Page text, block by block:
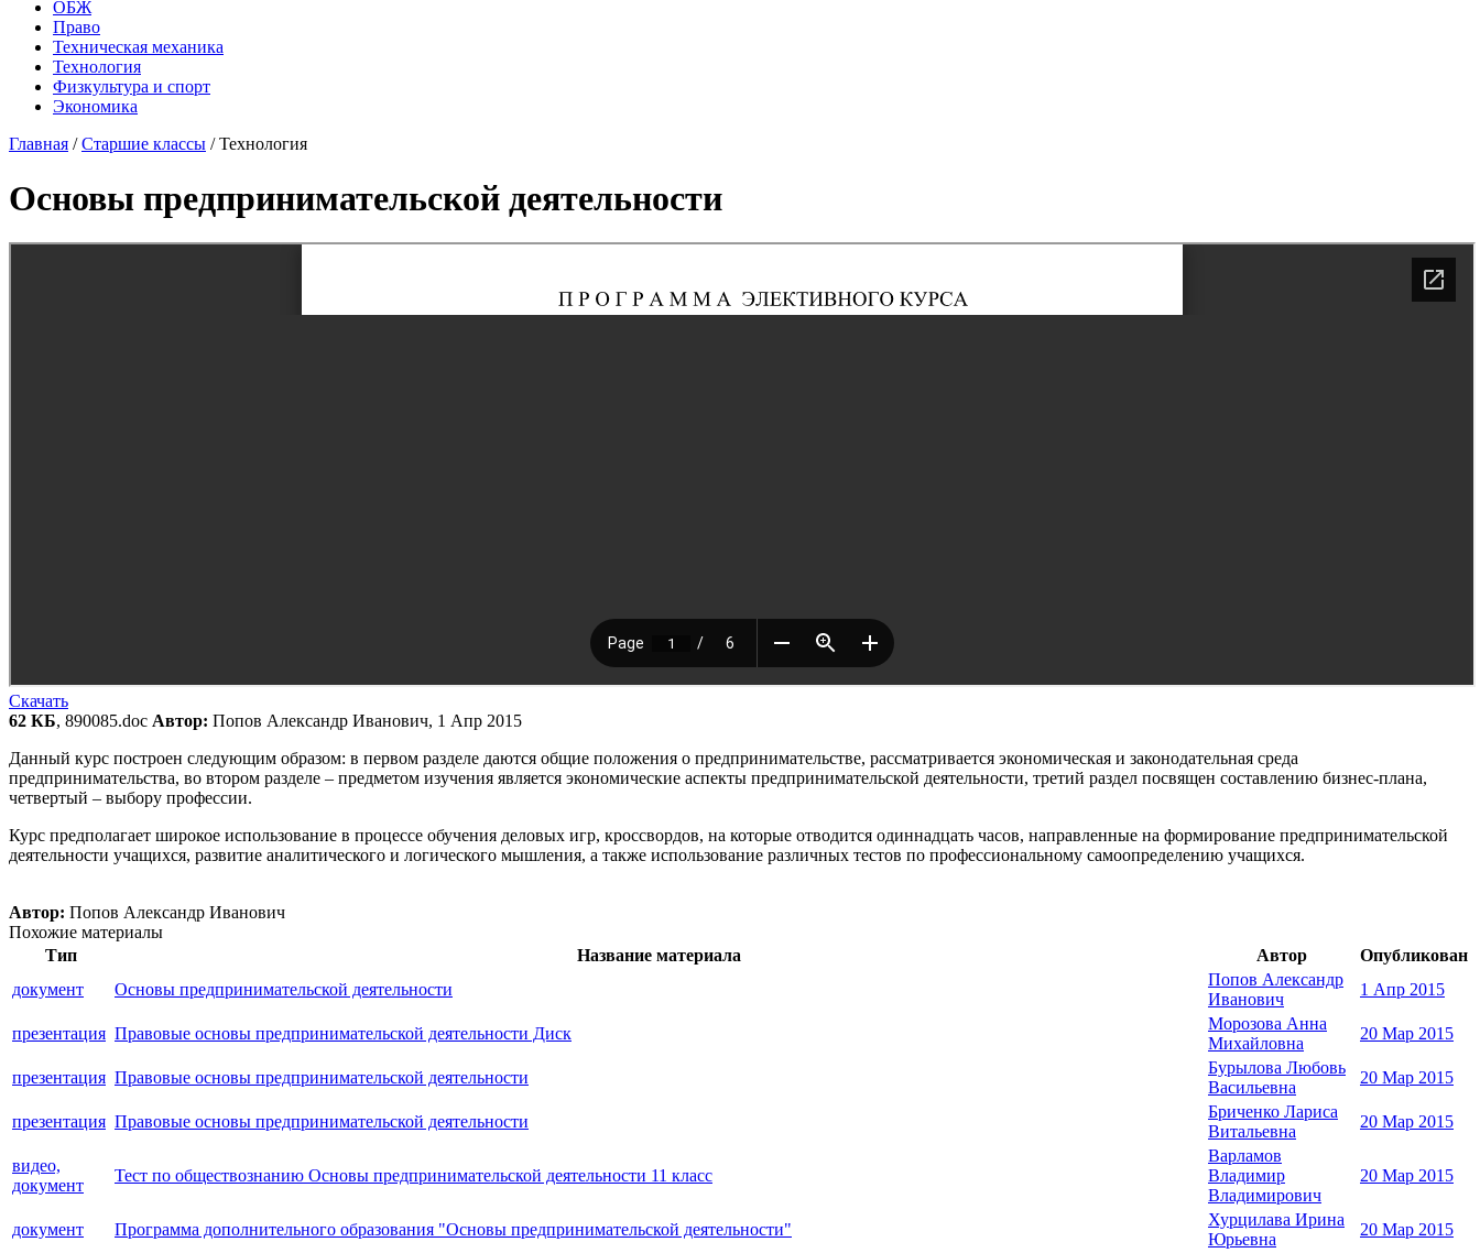
ОБЖ
Право
Техническая механика
Технология
Физкультура и спорт
Экономика
Главная /Старшие классы /Технология
Основы предпринимательской деятельности
Скачать
62 КБ, 890085.doc Автор: Попов Александр Иванович, 1 Апр 2015
Данный курс построен следующим образом: в первом разделе даются общие положения о предпринимательстве, рассматривается экономическая и законодательная среда
предпринимательства, во втором разделе – предметом изучения является экономические аспекты предпринимательской деятельности, третий раздел посвящен составлению бизнес-плана,
четвертый – выбору профессии.
Курс предполагает широкое использование в процессе обучения деловых игр, кроссвордов, на которые отводится одиннадцать часов, направленные на формирование предпринимательской
деятельности учащихся, развитие аналитического и логического мышления, а также использование различных тестов по профессиональному самоопределению учащихся.
Автор: Попов Александр Иванович
Похожие материалы
Тип
Название материала Автор
Опубликован
документ
Основы предпринимательской деятельности
Попов Александр
Иванович
1 Апр 2015
презентация Правовые основы предпринимательской деятельности Диск
Морозова Анна
Михайловна
20 Мар 2015
презентация Правовые основы предпринимательской деятельности
Бурылова Любовь
Васильевна
20 Мар 2015
презентация Правовые основы предпринимательской деятельности
Бриченко Лариса
Витальевна
20 Мар 2015
видео,
документ
Тест по обществознанию Основы предпринимательской деятельности 11 класс
Варламов
Владимир
Владимирович
20 Мар 2015
документ Программа дополнительного образования "Основы предпринимательской деятельности"
Хурцилава Ирина
Юрьевна
20 Мар 2015